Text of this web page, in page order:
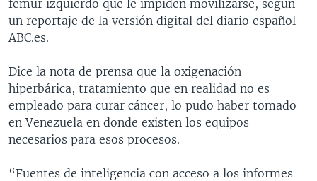
NOTA ECONÓMICA
ENTRETENIMIENTO
fémur izquierdo que le impiden movilizarse, según
un reportaje de la versión digital del diario español
ABC.es.
Dice la nota de prensa que la oxigenación
hiperbárica, tratamiento que en realidad no es
empleado para curar cáncer, lo pudo haber tomado
en Venezuela en donde existen los equipos
necesarios para esos procesos.
“Fuentes de inteligencia con acceso a los informes